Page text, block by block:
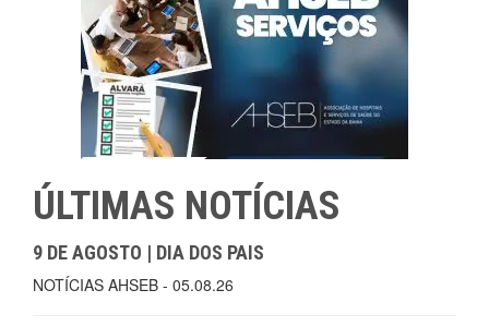
ÚLTIMAS NOTÍCIAS
9 DE AGOSTO | DIA DOS PAIS
NOTÍCIAS AHSEB - 05.08.26